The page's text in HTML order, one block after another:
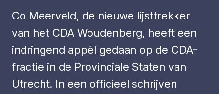
Co Meerveld, de nieuwe lijsttrekker
van het CDA Woudenberg, heeft een
indringend appèl gedaan op de CDA-
fractie in de Provinciale Staten van
Utrecht. In een officieel schrijven